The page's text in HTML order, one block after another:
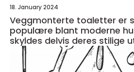
18. January 2024
Veggmonterte toaletter er
populære blant moderne
skyldes delvis deres stilige
plassbesparende design